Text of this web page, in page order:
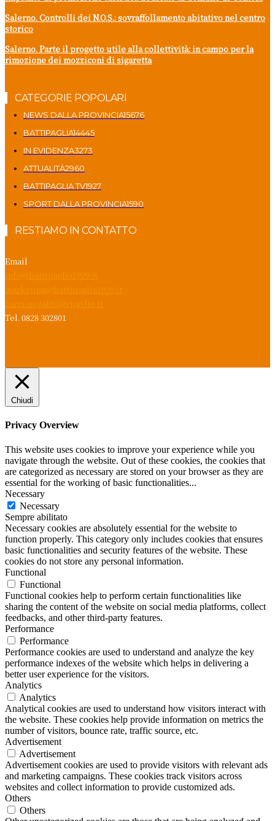
Salerno. Controlli dei N.O.S.: sovraffollamento abitativo nel centro
storico
Salerno. Parte il progetto utile alla collettività: in campo per la
rimozione dei mozziconi di sigaretta
CATEGORIE POPOLARI
NEWS DALLA PROVINCIA15676
BATTIPAGLIA14445
IN EVIDENZA3273
ATTUALITÀ2960
BATTIPAGLIA TV1927
SPORT DALLA PROVINCIA1590
RESTIAMO IN CONTATTO
Email
Tel. 0828 302801
Chiudi
Privacy Overview
This website uses cookies to improve your experience while you
navigate through the website. Out of these cookies, the cookies that
are categorized as necessary are stored on your browser as they are
essential for the working of basic functionalities...
Necessary
Necessary
Sempre abilitato
Necessary cookies are absolutely essential for the website to
function properly. This category only includes cookies that ensures
basic functionalities and security features of the website. These
cookies do not store any personal information.
Functional
Functional
Functional cookies help to perform certain functionalities like
sharing the content of the website on social media platforms, collect
feedbacks, and other third-party features.
Performance
Performance
Performance cookies are used to understand and analyze the key
performance indexes of the website which helps in delivering a
better user experience for the visitors.
Analytics
Analytics
Analytical cookies are used to understand how visitors interact with
the website. These cookies help provide information on metrics the
number of visitors, bounce rate, traffic source, etc.
Advertisement
Advertisement
Advertisement cookies are used to provide visitors with relevant ads
and marketing campaigns. These cookies track visitors across
websites and collect information to provide customized ads.
Others
Others